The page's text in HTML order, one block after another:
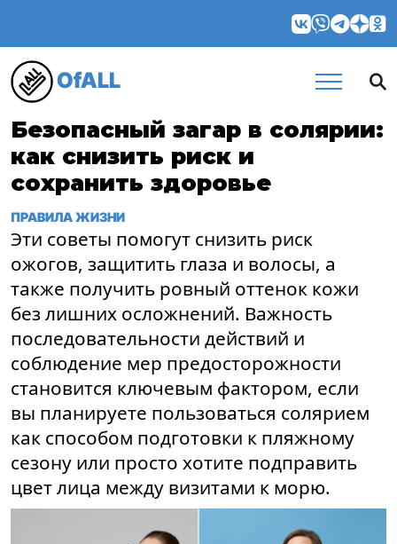
OfALL
Безопасный загар в солярии:
как снизить риск и
сохранить здоровье
ПРАВИЛА ЖИЗНИ
Эти советы помогут снизить риск
ожогов, защитить глаза и волосы, а
также получить ровный оттенок кожи
без лишних осложнений. Важность
последовательности действий и
соблюдение мер предосторожности
становится ключевым фактором, если
вы планируете пользоваться солярием
как способом подготовки к пляжному
сезону или просто хотите подправить
цвет лица между визитами к морю.